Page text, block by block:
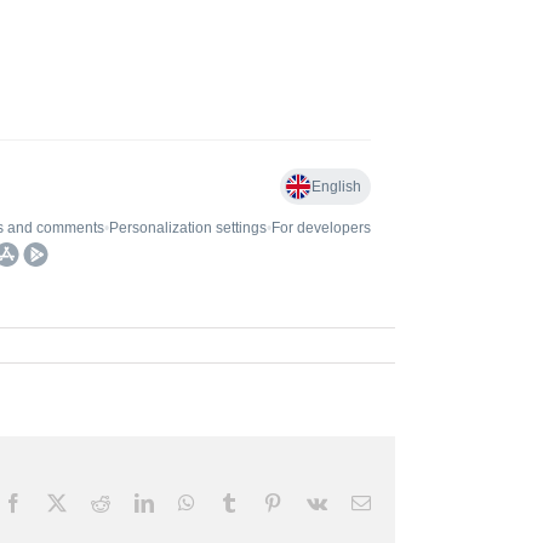
Facebook RedditLinkedInWhatsApp
Tumblr Pinterest
Vk
E-